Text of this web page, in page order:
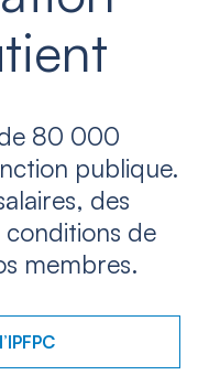
de 80 000
publique.
des
conditions de
membres.